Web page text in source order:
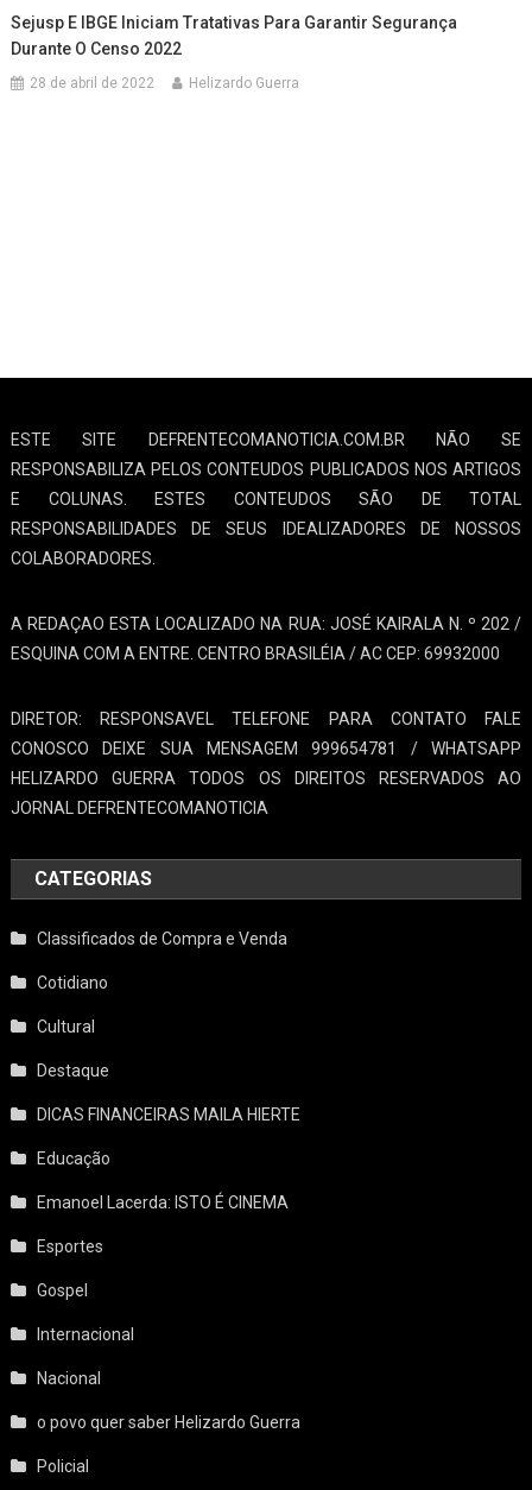
Sejusp E IBGE Iniciam Tratativas Para Garantir Segurança
Durante O Censo 2022
28 de abril de 2022 Helizardo Guerra
ESTE SITE DEFRENTECOMANOTICIA.COM.BR NÃO SE
RESPONSABILIZA PELOS CONTEUDOS PUBLICADOS NOS ARTIGOS
E COLUNAS. ESTES CONTEUDOS SÃO DE TOTAL
RESPONSABILIDADES DE SEUS IDEALIZADORES DE NOSSOS
COLABORADORES.
A REDAÇAO ESTA LOCALIZADO NA RUA: JOSÉ KAIRALA N. º 202 /
ESQUINA COM A ENTRE. CENTRO BRASILÉIA / AC CEP: 69932000
DIRETOR: RESPONSAVEL TELEFONE PARA CONTATO FALE
CONOSCO DEIXE SUA MENSAGEM 999654781 / WHATSAPP
HELIZARDO GUERRA TODOS OS DIREITOS RESERVADOS AO
JORNAL DEFRENTECOMANOTICIA
CATEGORIAS
Classificados de Compra e Venda
Cotidiano
Cultural
Destaque
DICAS FINANCEIRAS MAILA HIERTE
Educação
Emanoel Lacerda: ISTO É CINEMA
Esportes
Gospel
Internacional
Nacional
o povo quer saber Helizardo Guerra
Policial